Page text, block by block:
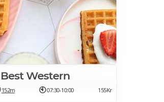
Western
152m 07:30-10:00 155Kr